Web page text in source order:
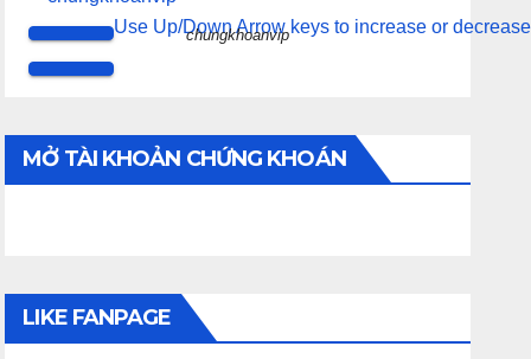
Use Up/Down Arrow keys to increase or
chungkhoanvip
MỞ TÀI KHOẢN CHỨNG KHOÁN
LIKE FANPAGE